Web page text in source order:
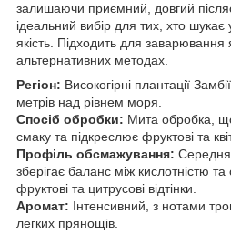
залишаючи приємний, довгий
ідеальний вибір для тих, хто шукає
якість. Підходить для заварювання
альтернативних методах.
Регіон: Високогірні плантації
метрів над рівнем моря.
Спосіб обробки: Мита обробка,
смаку та підкреслює фруктові та
Профіль обсмажування:
зберігає баланс між кислотністю
фруктові та цитрусові відтінки.
Аромат: Інтенсивний, з нотами
легких прянощів.